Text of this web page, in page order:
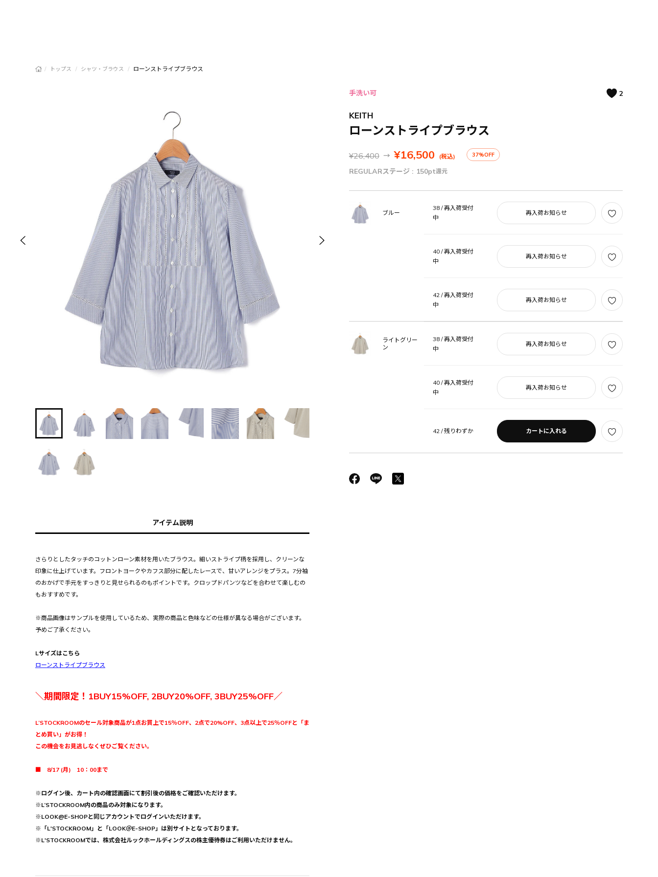
/ トップス / シャツ・ブラウス / ローンストライプブラウス
アイテム説明
さらりとしたタッチのコットンローン素材を用いたブラウス。細いストライプ柄を採用し、クリーンな
印象に仕上げています。フロントヨークやカフス部分に配したレースで、甘いアレンジをプラス。7分袖
のおかげで手元をすっきりと見せられるのもポイントです。クロップドパンツなどを合わせて楽しむの
もおすすめです。
※商品画像はサンプルを使用しているため、実際の商品と色味などの仕様が異なる場合がございます。
予めご了承ください。
Lサイズはこちら
ローンストライプブラウス
＼期間限定！1BUY15%OFF, 2BUY20%OFF, 3BUY25%OFF／
L’STOCKROOMのセール対象商品が1点お買上で15％OFF、2点で20%OFF、3点以上で25％OFFと「ま
とめ買い」がお得！
この機会をお見逃しなくぜひご覧ください。
■ 8/17 (月) 10：00まで
※ログイン後、カート内の確認画面にて割引後の価格をご確認いただけます。
※L’STOCKROOM内の商品のみ対象になります。
※LOOK@E-SHOPと同じアカウントでログインいただけます。
※「L'STOCKROOM」と「LOOK＠E-SHOP」は別サイトとなっております。
※L'STOCKROOMでは、株式会社ルックホールディングスの株主優待券はご利用いただけません。
手洗い可 2
KEITH
ローンストライプブラウス
¥26,400 → ¥16,500 (税込) 37%OFF
REGULARステージ : 150pt還元
ブルー
38 /再入荷受付
中
再入荷お知らせ
40 /再入荷受付
中
再入荷お知らせ
42 /再入荷受付
中
再入荷お知らせ
ライトグリー
ン
38 /再入荷受付
中
再入荷お知らせ
40 /再入荷受付
中
再入荷お知らせ
42 /残りわずか カートに入れる